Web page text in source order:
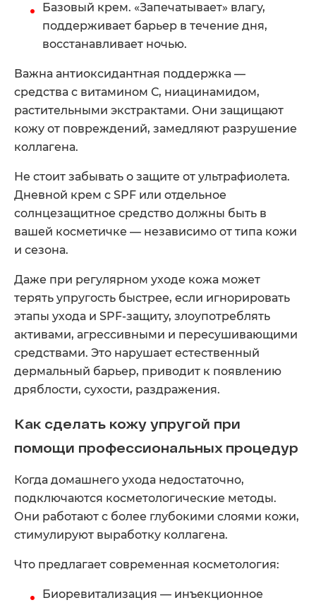
Базовый крем. «Запечатывает» влагу,
поддерживает барьер в течение дня,
восстанавливает ночью.
Важна антиоксидантная поддержка —
средства с витамином С, ниацинамидом,
растительными экстрактами. Они защищают
кожу от повреждений, замедляют разрушение
коллагена.
Не стоит забывать о защите от ультрафиолета.
Дневной крем с SPF или отдельное
солнцезащитное средство должны быть в
вашей косметичке — независимо от типа кожи
и сезона.
Даже при регулярном уходе кожа может
терять упругость быстрее, если игнорировать
этапы ухода и SPF-защиту, злоупотреблять
активами, агрессивными и пересушивающими
средствами. Это нарушает естественный
дермальный барьер, приводит к появлению
дряблости, сухости, раздражения.
Как сделать кожу упругой при
помощи профессиональных процедур
Когда домашнего ухода недостаточно,
подключаются косметологические методы.
Они работают с более глубокими слоями кожи,
стимулируют выработку коллагена.
Что предлагает современная косметология:
Биоревитализация — инъекционное